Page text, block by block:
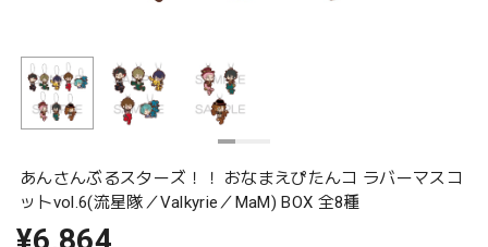
あんさんぶるスターズ！！ おなまえぴたんコ ラバーマスコ
ットvol.6(流星隊／Valkyrie／MaM) BOX 全8種
¥6,864